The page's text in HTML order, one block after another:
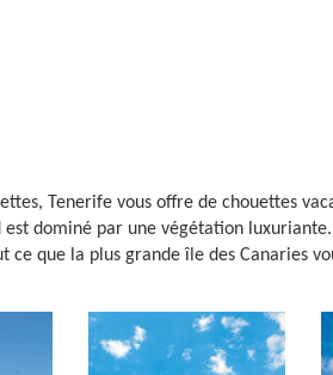
Tenerife vous offre de chouettes
dominé par une végétation
ce que la plus grande île des Canaries